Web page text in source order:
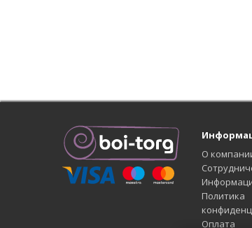
О
Политика
Оплата